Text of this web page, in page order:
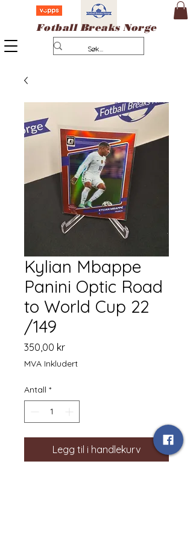
Fotball Breaks Norge
Kylian Mbappe
Panini Optic Road
to World Cup 22
/149
350,00 krPris
MVA Inkludert
Antall *
Legg til i handlekurv